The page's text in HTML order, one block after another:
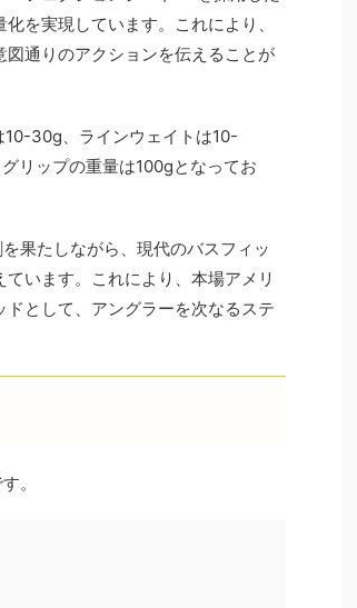
を実現しています。これにより、
通りのアクションを伝えることが
30g、ラインウェイトは10-
リップの重量は100gとなってお
果たしながら、現代のバスフィッ
います。これにより、本場アメリ
として、アングラーを次なるステ
。